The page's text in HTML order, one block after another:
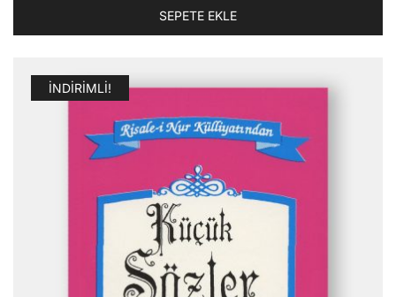
₺50,00.
₺35,00.
SEPETE EKLE
İNDIRIMLI!